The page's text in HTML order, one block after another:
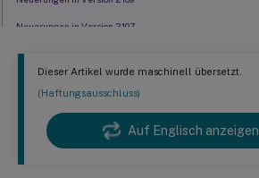
Dieser Artikel wurde maschinell übersetzt.
(Haftungsausschluss)
Auf Englisch anzeigen
Neuerungen in Version 2107
Neuerungen in 2106
Neuerungen in Version 2012